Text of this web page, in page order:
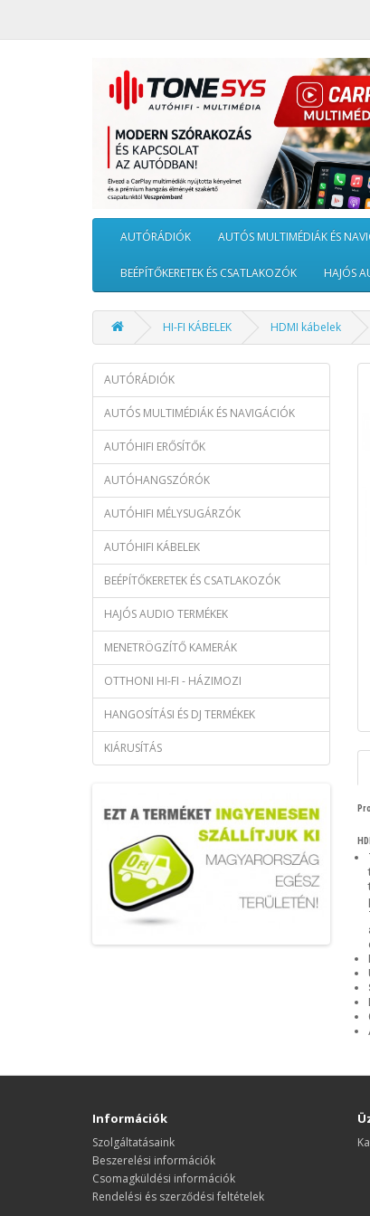
AUTÓRÁDIÓK AUTÓS MULTIMÉDIÁK ÉS
BEÉPÍTŐKERETEK ÉS CSATLAKOZÓK HAJÓS
HI-FI KÁBELEK HDMI kábelek
AUTÓRÁDIÓK
AUTÓS MULTIMÉDIÁK ÉS NAVIGÁCIÓK
AUTÓHIFI ERŐSÍTŐK
AUTÓHANGSZÓRÓK
AUTÓHIFI MÉLYSUGÁRZÓK
AUTÓHIFI KÁBELEK
BEÉPÍTŐKERETEK ÉS CSATLAKOZÓK
HAJÓS AUDIO TERMÉKEK
MENETRÖGZÍTŐ KAMERÁK
OTTHONI HI-FI - HÁZIMOZI
HANGOSÍTÁSI ÉS DJ TERMÉKEK
KIÁRUSÍTÁS
Információk
Szolgáltatásaink
Beszerelési információk
Csomagküldési információk
Rendelési és szerződési feltételek